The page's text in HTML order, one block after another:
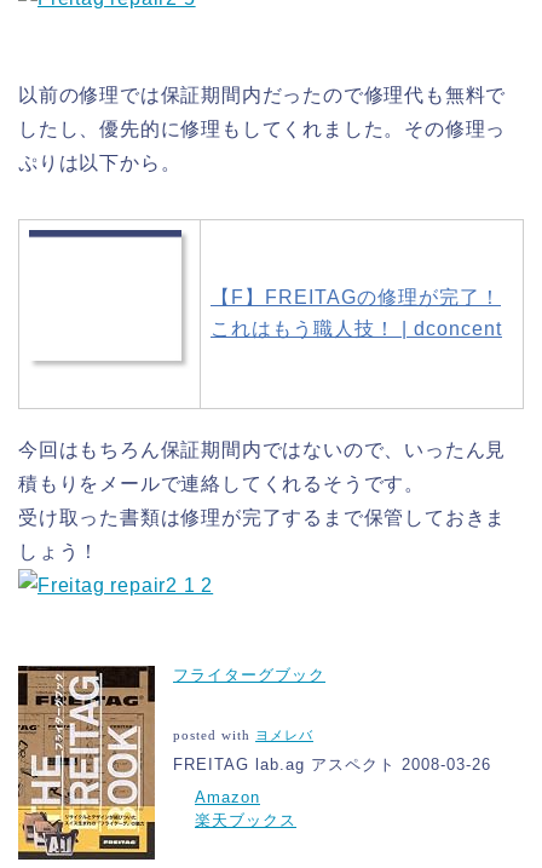
以前の修理では保証期間内だったので修理代も無料で
したし、優先的に修理もしてくれました。その修理っ
ぷりは以下から。
【F】FREITAGの修理が完了！
これはもう職人技！ | dconcent
今回はもちろん保証期間内ではないので、いったん見
積もりをメールで連絡してくれるそうです。
受け取った書類は修理が完了するまで保管しておきま
しょう！
フライターグブック
posted with ヨメレバ
FREITAG lab.ag アスペクト 2008-03-26
Amazon
楽天ブックス